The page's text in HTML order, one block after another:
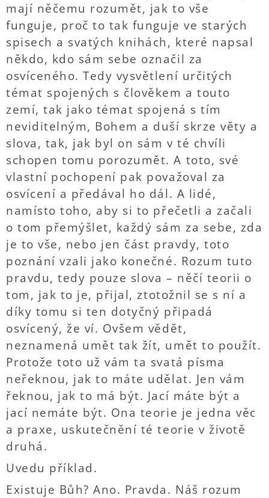
mají něčemu rozumět, jak to vše
funguje, proč to tak funguje ve starých
spisech a svatých knihách, které napsal
někdo, kdo sám sebe označil za
osvíceného. Tedy vysvětlení určitých
témat spojených s člověkem a touto
zemí, tak jako témat spojená s tím
neviditelným, Bohem a duší skrze věty a
slova, tak, jak byl on sám v té chvíli
schopen tomu porozumět. A toto, své
vlastní pochopení pak považoval za
osvícení a předával ho dál. A lidé,
namísto toho, aby si to přečetli a začali
o tom přemýšlet, každý sám za sebe, zda
je to vše, nebo jen část pravdy, toto
poznání vzali jako konečné. Rozum tuto
pravdu, tedy pouze slova – něčí teorii o
tom, jak to je, přijal, ztotožnil se s ní a
díky tomu si ten dotyčný připadá
osvícený, že ví. Ovšem vědět,
neznamená umět tak žít, umět to použít.
Protože toto už vám ta svatá písma
neřeknou, jak to máte udělat. Jen vám
řeknou, jak to má být. Jací máte být a
jací nemáte být. Ona teorie je jedna věc
a praxe, uskutečnění té teorie v životě
druhá.
Uvedu příklad.
Existuje Bůh? Ano. Pravda. Náš rozum